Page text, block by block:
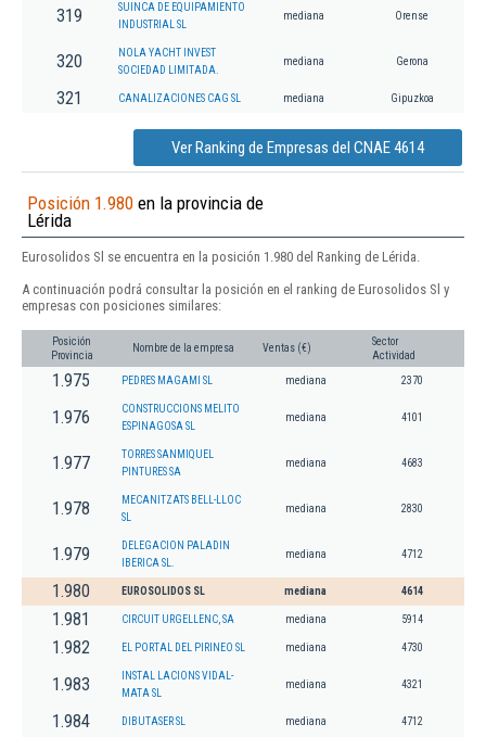
319
SUINCA DE EQUIPAMIENTO
INDUSTRIAL SL
mediana Orense
320
NOLA YACHT INVEST
SOCIEDAD LIMITADA.
mediana Gerona
321 CANALIZACIONES CAG SL mediana Gipuzkoa
Ver Ranking de Empresas del CNAE 4614
Posición 1.980 en la provincia de
Lérida
Eurosolidos Sl se encuentra en la posición 1.980 del Ranking de Lérida.
A continuación podrá consultar la posición en el ranking de Eurosolidos Sl y
empresas con posiciones similares:
Posición
Provincia
Nombre de la empresa Ventas (€)
Sector
Actividad
1.975 PEDRES MAGAMI SL mediana 2370
1.976
CONSTRUCCIONS MELITO
ESPINAGOSA SL
mediana 4101
1.977
TORRES SANMIQUEL
PINTURES SA
mediana 4683
1.978
MECANITZATS BELL-LLOC
SL
mediana 2830
1.979
DELEGACION PALADIN
IBERICA SL.
mediana 4712
1.980 EUROSOLIDOS SL mediana 4614
1.981 CIRCUIT URGELLENC, SA mediana 5914
1.982 EL PORTAL DEL PIRINEO SL mediana 4730
1.983
INSTAL LACIONS VIDAL-
MATA SL
mediana 4321
1.984 DIBUTASER SL mediana 4712